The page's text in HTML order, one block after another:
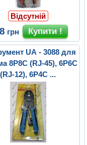
Відсутній
грн
UA - 3088 для
8P8C (RJ-45), 6P6C
(RJ-12), 6P4C ...